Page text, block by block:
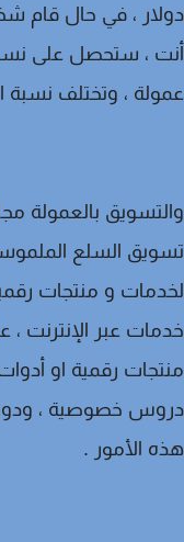
، في حال قام
، ستحصل على نسبة
، وتختلف نسبة
بالعمولة
السلع
و منتجات رقمية
عبر الإنترنت ،
رقمية او أدوات
خصوصية ،
الأمور .